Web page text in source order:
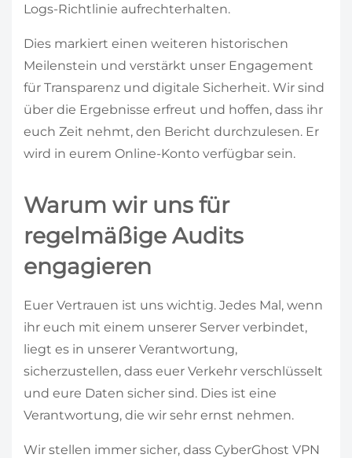
Logs-Richtlinie aufrechterhalten.
Dies markiert einen weiteren historischen
Meilenstein und verstärkt unser Engagement
für Transparenz und digitale Sicherheit. Wir sind
über die Ergebnisse erfreut und hoffen, dass ihr
euch Zeit nehmt, den Bericht durchzulesen. Er
wird in eurem Online-Konto verfügbar sein.
Warum wir uns für
regelmäßige Audits
engagieren
Euer Vertrauen ist uns wichtig. Jedes Mal, wenn
ihr euch mit einem unserer Server verbindet,
liegt es in unserer Verantwortung,
sicherzustellen, dass euer Verkehr verschlüsselt
und eure Daten sicher sind. Dies ist eine
Verantwortung, die wir sehr ernst nehmen.
Wir stellen immer sicher, dass CyberGhost VPN